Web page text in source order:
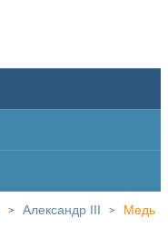
> Александр III > Медь